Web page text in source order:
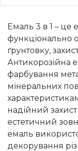
Емаль 3 в 1 – це
функціонально
ґрунтовку,
Антикорозійна
фарбування
мінеральних
надійний захист
естетичний
емаль
декорування